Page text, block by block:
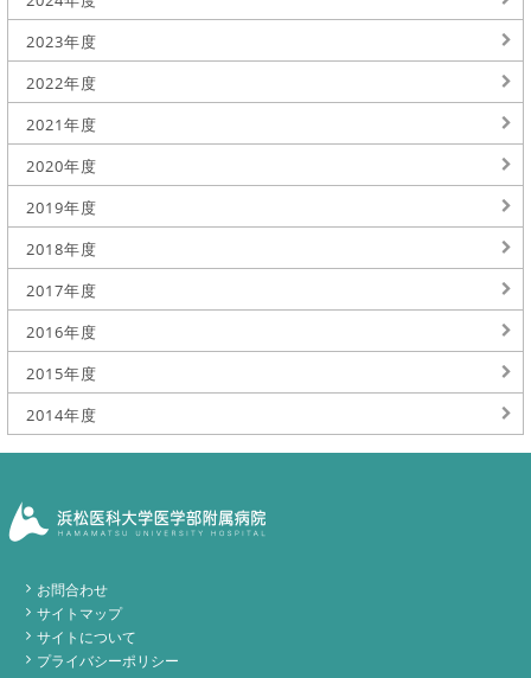
2023年度
2022年度
2021年度
2020年度
2019年度
2018年度
2017年度
2016年度
2015年度
2014年度
お問合わせ
サイトマップ
サイトについて
プライバシーポリシー